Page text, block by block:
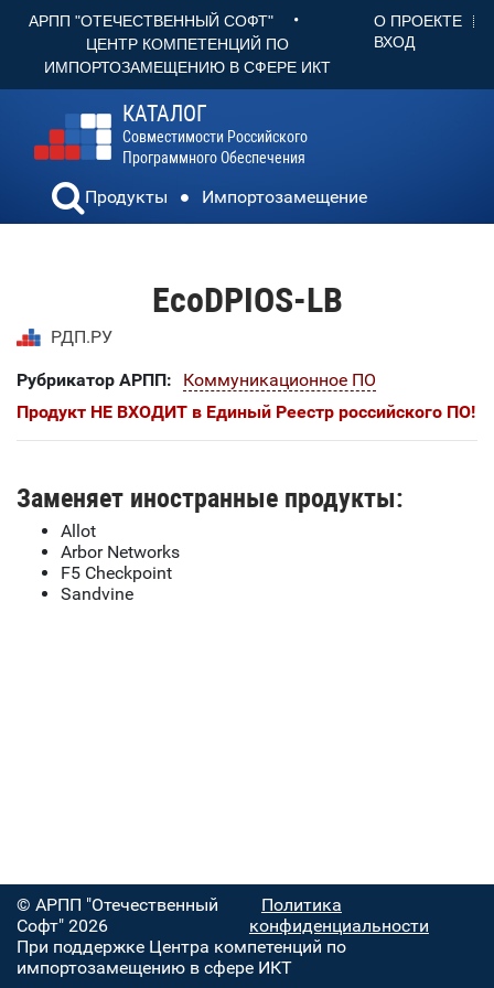
АРПП "ОТЕЧЕСТВЕННЫЙ СОФТ" •
ЦЕНТР КОМПЕТЕНЦИЙ ПО
ИМПОРТОЗАМЕЩЕНИЮ В СФЕРЕ ИКТ
О ПРОЕКТЕ
ВХОД
КАТАЛОГ
Совместимости Российского
Программного Обеспечения
Продукты Импортозамещение
EcoDPIOS-LB
РДП.РУ
Рубрикатор АРПП:
Коммуникационное ПО
Продукт НЕ ВХОДИТ в Единый Реестр российского ПО!
Заменяет иностранные продукты:
Allot
Arbor Networks
F5 Checkpoint
Sandvine
© АРПП "Отечественный
Софт" 2026
Политика
конфиденциальности
При поддержке Центра компетенций по
импортозамещению в сфере ИКТ